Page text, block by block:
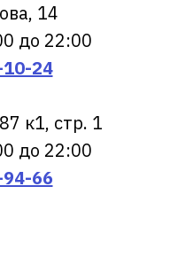
14
до 22:00
24
к1, стр. 1
до 22:00
66